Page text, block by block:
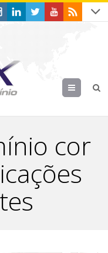
Menu
cor